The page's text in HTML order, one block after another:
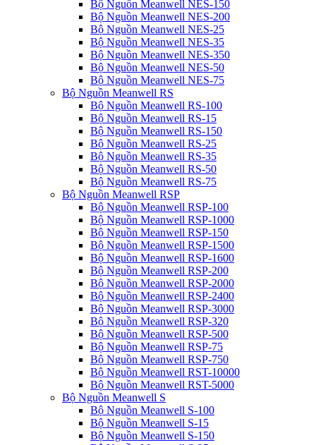
Bộ Nguồn Meanwell NES-150
Bộ Nguồn Meanwell NES-200
Bộ Nguồn Meanwell NES-25
Bộ Nguồn Meanwell NES-35
Bộ Nguồn Meanwell NES-350
Bộ Nguồn Meanwell NES-50
Bộ Nguồn Meanwell NES-75
Bộ Nguồn Meanwell RS
Bộ Nguồn Meanwell RS-100
Bộ Nguồn Meanwell RS-15
Bộ Nguồn Meanwell RS-150
Bộ Nguồn Meanwell RS-25
Bộ Nguồn Meanwell RS-35
Bộ Nguồn Meanwell RS-50
Bộ Nguồn Meanwell RS-75
Bộ Nguồn Meanwell RSP
Bộ Nguồn Meanwell RSP-100
Bộ Nguồn Meanwell RSP-1000
Bộ Nguồn Meanwell RSP-150
Bộ Nguồn Meanwell RSP-1500
Bộ Nguồn Meanwell RSP-1600
Bộ Nguồn Meanwell RSP-200
Bộ Nguồn Meanwell RSP-2000
Bộ Nguồn Meanwell RSP-2400
Bộ Nguồn Meanwell RSP-3000
Bộ Nguồn Meanwell RSP-320
Bộ Nguồn Meanwell RSP-500
Bộ Nguồn Meanwell RSP-75
Bộ Nguồn Meanwell RSP-750
Bộ Nguồn Meanwell RST-10000
Bộ Nguồn Meanwell RST-5000
Bộ Nguồn Meanwell S
Bộ Nguồn Meanwell S-100
Bộ Nguồn Meanwell S-15
Bộ Nguồn Meanwell S-150